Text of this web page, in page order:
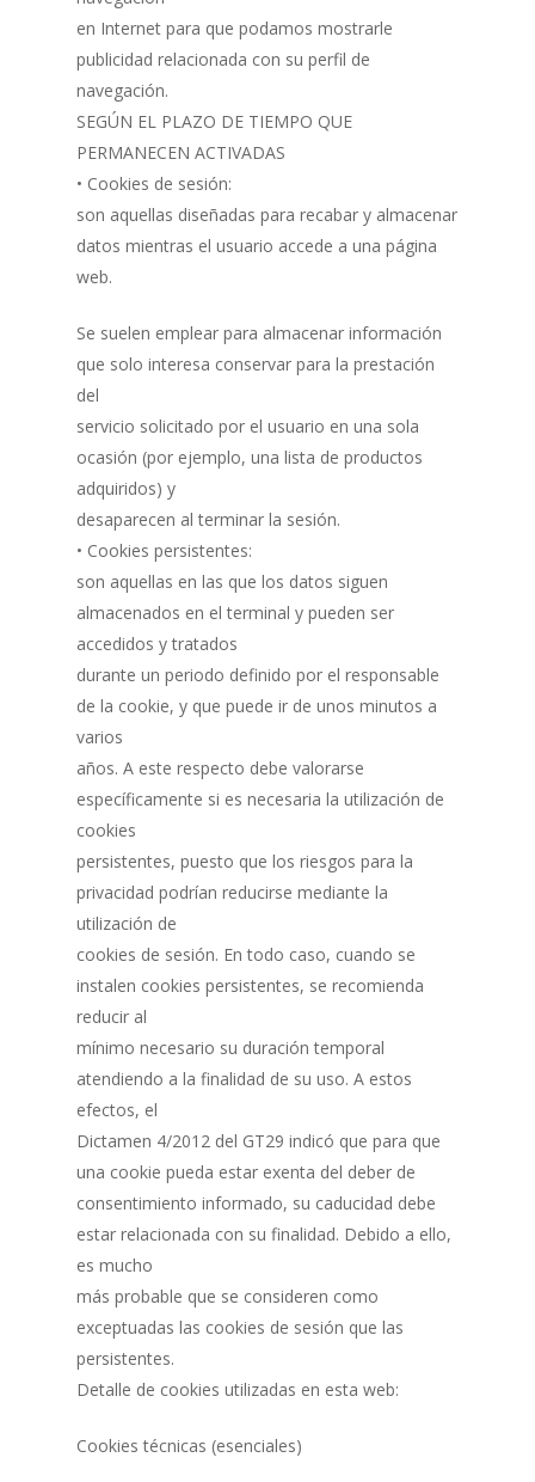
en Internet para que podamos mostrarle
publicidad relacionada con su perfil de
navegación.
SEGÚN EL PLAZO DE TIEMPO QUE
PERMANECEN ACTIVADAS
• Cookies de sesión:
son aquellas diseñadas para recabar y almacenar
datos mientras el usuario accede a una página
web.
Se suelen emplear para almacenar información
que solo interesa conservar para la prestación
del
servicio solicitado por el usuario en una sola
ocasión (por ejemplo, una lista de productos
adquiridos) y
desaparecen al terminar la sesión.
• Cookies persistentes:
son aquellas en las que los datos siguen
almacenados en el terminal y pueden ser
accedidos y tratados
durante un periodo definido por el responsable
de la cookie, y que puede ir de unos minutos a
varios
años. A este respecto debe valorarse
específicamente si es necesaria la utilización de
cookies
persistentes, puesto que los riesgos para la
privacidad podrían reducirse mediante la
utilización de
cookies de sesión. En todo caso, cuando se
instalen cookies persistentes, se recomienda
reducir al
mínimo necesario su duración temporal
atendiendo a la finalidad de su uso. A estos
efectos, el
Dictamen 4/2012 del GT29 indicó que para que
una cookie pueda estar exenta del deber de
consentimiento informado, su caducidad debe
estar relacionada con su finalidad. Debido a ello,
es mucho
más probable que se consideren como
exceptuadas las cookies de sesión que las
persistentes.
Detalle de cookies utilizadas en esta web:
Cookies técnicas (esenciales)